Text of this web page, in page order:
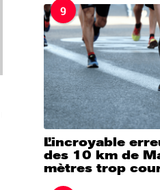
9
L’incroyable
des 10 km de
mètres trop